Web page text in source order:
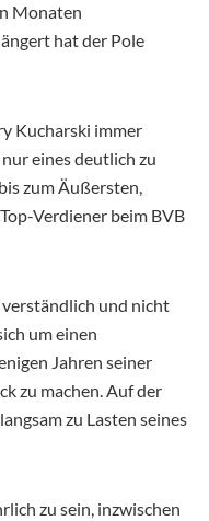
Monaten
hat der Pole
Kucharski immer
eines deutlich zu
zum Äußersten,
Verdiener beim BVB
und nicht
um einen
Jahren seiner
zu machen. Auf der
zu Lasten seines
zu sein, inzwischen